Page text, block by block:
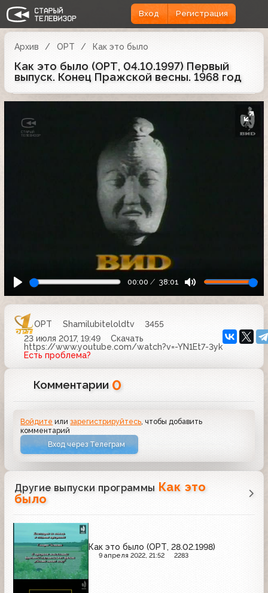
Вход Регистрация
Архив ОРТ Как это было
Как это было (ОРТ, 04.10.1997) Первый
выпуск. Конец Пражской весны. 1968 год
00:00 38:01
ОРТ Shamilubiteloldtv
3455
23 июля 2017, 19:49
Скачать
https://www.youtube.com/watch?v=-YN1Et7-3yk
Есть проблема?
Комментарии 0
Войдите илизарегистрируйтесь, чтобы добавить
комментарий
Вход через Телеграм
Другие выпуски программы Как это
было
Как это было (ОРТ, 28.02.1998)
9 апреля 2022, 21:52 2283